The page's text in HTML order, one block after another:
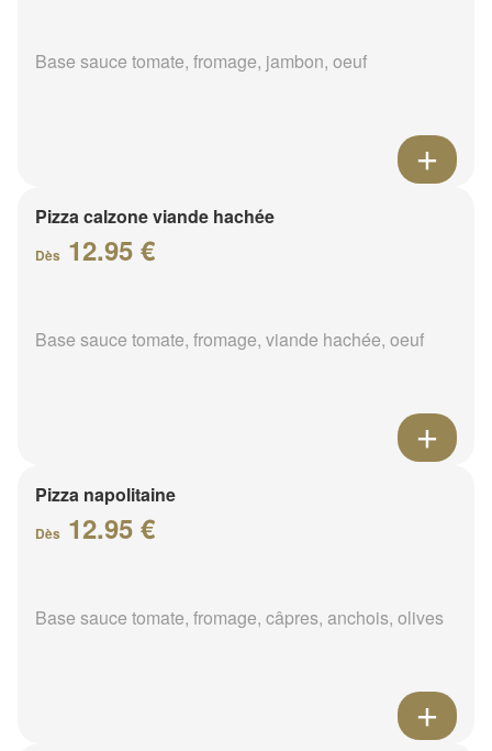
Base sauce tomate, fromage, jambon, oeuf
Pizza calzone viande hachée
Dès 12.95 €
Base sauce tomate, fromage, viande hachée, oeuf
Pizza napolitaine
Dès 12.95 €
Base sauce tomate, fromage, câpres, anchois, olives